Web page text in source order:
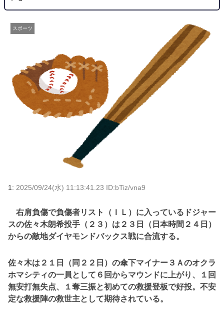
スポーツ
1: 2025/09/24(水) 11:13:41.23 ID:bTiz/vna9
右肩負傷で負傷者リスト（ＩＬ）に入っているドジャー
スの佐々木朗希投手（２３）は２３日（日本時間２４日）
からの敵地ダイヤモンドバックス戦に合流する。
佐々木は２１日（同２２日）の傘下マイナー３Ａのオクラ
ホマシティの一員として６回からマウンドに上がり、１回
無安打無失点、１奪三振と初めての救援登板で好投。不安
定な救援陣の救世主として期待されている。